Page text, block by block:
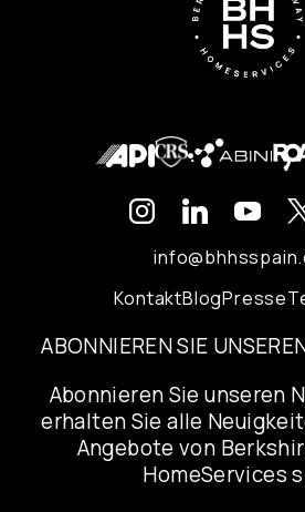
KontaktBlogPresse
ABONNIEREN SIE
Abonnieren Sie unseren
erhalten Sie alle
Angebote von
HomeServices